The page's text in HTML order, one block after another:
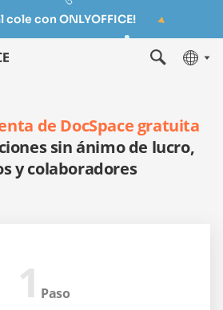
cole con ONLYOFFICE!
de DocSpace gratuita
sin ánimo de lucro,
y colaboradores
1 Paso